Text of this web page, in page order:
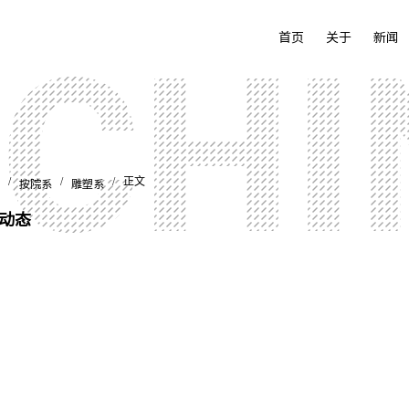
首页 关于 新闻
/按院系 / 雕塑系/ 正文
态